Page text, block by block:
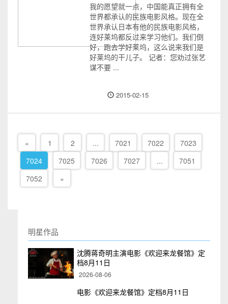
我的愿望就一点，中国能真正拥有全
世界都承认的民族电影风格。现在全
世界承认日本有他的民族电影风格，
连好莱坞都反过来学习他们。我们倒
好，跑去学好莱坞，这么说来我们是
好莱坞的干儿子。 记者：您劝过张艺
谋不要 ...
2015-02-15
« 1 2 ... 7021 7022
7023
7024
7025 7026 7027 ...
7051
7052
»
明星作品
沈腾蒋奇明主演电影《欢迎来龙餐馆》定
档8月11日
2026-08-06
电影《欢迎来龙餐馆》定档8月11日